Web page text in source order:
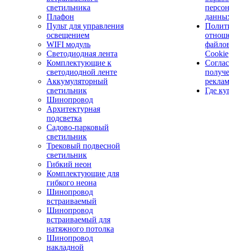
светильника
Плафон
Пульт для управления
освещением
WIFI модуль
Светодиодная лента
Комплектующие к
светодиодной ленте
Аккумуляторный
светильник
Шинопровод
Архитектурная
подсветка
Садово-парковый
светильник
Трековый подвесной
светильник
Гибкий неон
Комплектующие для
гибкого неона
Шинопровод
встраиваемый
Шинопровод
встраиваемый для
натяжного потолка
Шинопровод
накладной
Cookie
Где